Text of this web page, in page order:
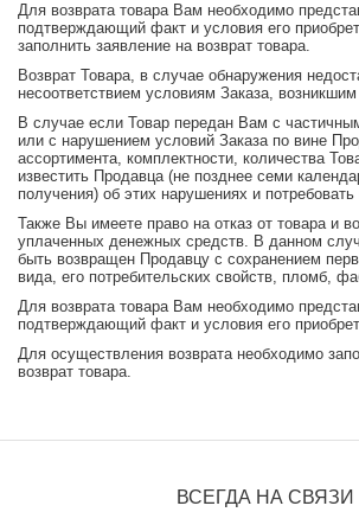
Для возврата товара Вам необходимо
подтверждающий факт и условия его
заполнить заявление на возврат товара.
Возврат Товара, в случае обнаружения
несоответствием условиям Заказа,
В случае если Товар передан Вам с
или с нарушением условий Заказа по вине
ассортимента, комплектности, количества
известить Продавца (не позднее семи
получения) об этих нарушениях и потребовать
Также Вы имеете право на отказ от товара и
уплаченных денежных средств. В данном
быть возвращен Продавцу с сохранением
вида, его потребительских свойств, пломб,
Для возврата товара Вам необходимо
подтверждающий факт и условия его
Для осуществления возврата необходимо
возврат товара.
ВСЕГДА НА СВЯЗИ